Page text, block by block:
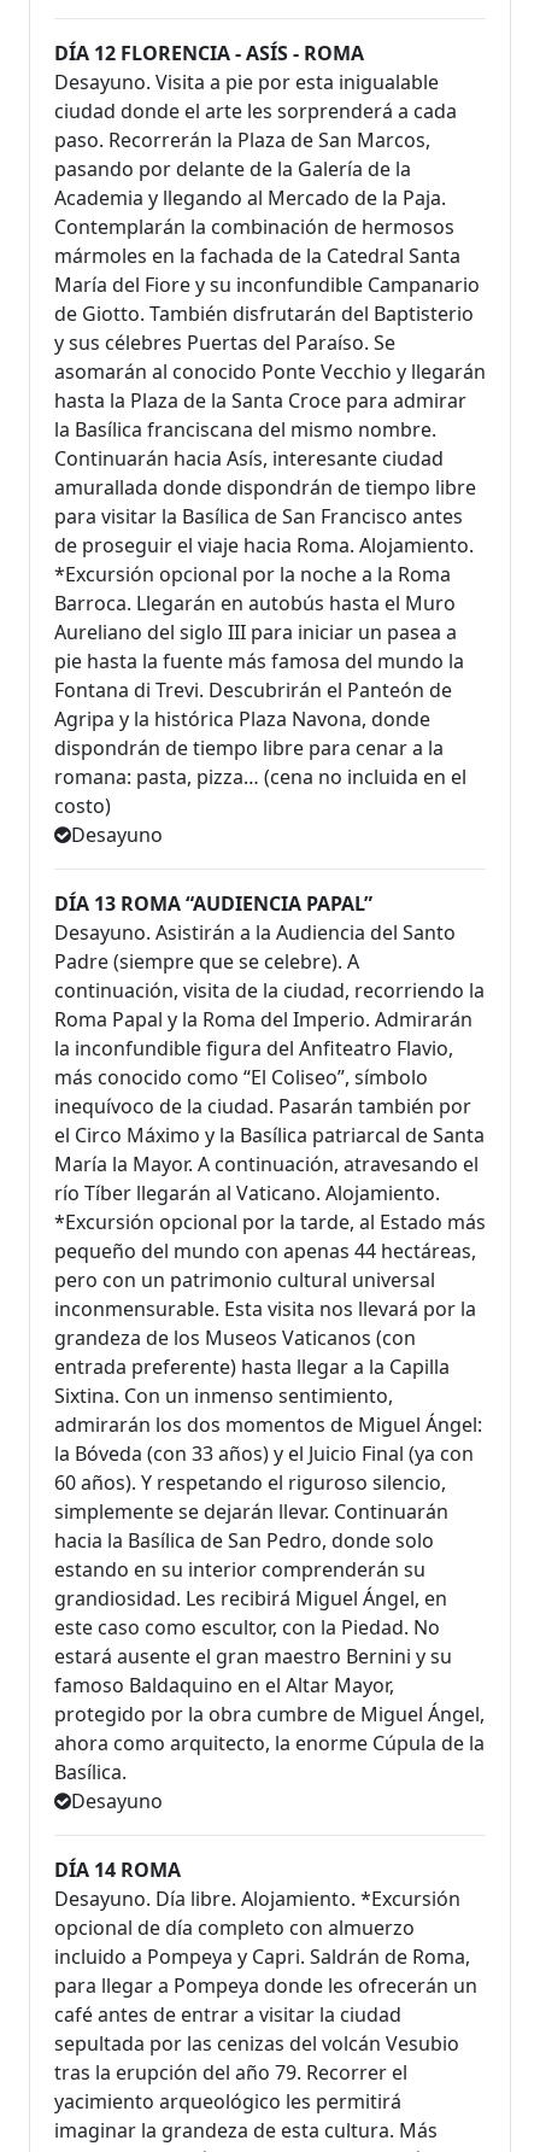
DÍA 12 FLORENCIA - ASÍS - ROMA
Desayuno. Visita a pie por esta inigualable
ciudad donde el arte les sorprenderá a cada
paso. Recorrerán la Plaza de San Marcos,
pasando por delante de la Galería de la
Academia y llegando al Mercado de la Paja.
Contemplarán la combinación de hermosos
mármoles en la fachada de la Catedral Santa
María del Fiore y su inconfundible Campanario
de Giotto. También disfrutarán del Baptisterio
y sus célebres Puertas del Paraíso. Se
asomarán al conocido Ponte Vecchio y llegarán
hasta la Plaza de la Santa Croce para admirar
la Basílica franciscana del mismo nombre.
Continuarán hacia Asís, interesante ciudad
amurallada donde dispondrán de tiempo libre
para visitar la Basílica de San Francisco antes
de proseguir el viaje hacia Roma. Alojamiento.
*Excursión opcional por la noche a la Roma
Barroca. Llegarán en autobús hasta el Muro
Aureliano del siglo III para iniciar un pasea a
pie hasta la fuente más famosa del mundo la
Fontana di Trevi. Descubrirán el Panteón de
Agripa y la histórica Plaza Navona, donde
dispondrán de tiempo libre para cenar a la
romana: pasta, pizza… (cena no incluida en el
costo)
Desayuno
DÍA 13 ROMA “AUDIENCIA PAPAL”
Desayuno. Asistirán a la Audiencia del Santo
Padre (siempre que se celebre). A
continuación, visita de la ciudad, recorriendo la
Roma Papal y la Roma del Imperio. Admirarán
la inconfundible figura del Anfiteatro Flavio,
más conocido como “El Coliseo”, símbolo
inequívoco de la ciudad. Pasarán también por
el Circo Máximo y la Basílica patriarcal de Santa
María la Mayor. A continuación, atravesando el
río Tíber llegarán al Vaticano. Alojamiento.
*Excursión opcional por la tarde, al Estado más
pequeño del mundo con apenas 44 hectáreas,
pero con un patrimonio cultural universal
inconmensurable. Esta visita nos llevará por la
grandeza de los Museos Vaticanos (con
entrada preferente) hasta llegar a la Capilla
Sixtina. Con un inmenso sentimiento,
admirarán los dos momentos de Miguel Ángel:
la Bóveda (con 33 años) y el Juicio Final (ya con
60 años). Y respetando el riguroso silencio,
simplemente se dejarán llevar. Continuarán
hacia la Basílica de San Pedro, donde solo
estando en su interior comprenderán su
grandiosidad. Les recibirá Miguel Ángel, en
este caso como escultor, con la Piedad. No
estará ausente el gran maestro Bernini y su
famoso Baldaquino en el Altar Mayor,
protegido por la obra cumbre de Miguel Ángel,
ahora como arquitecto, la enorme Cúpula de la
Basílica.
Desayuno
DÍA 14 ROMA
Desayuno. Día libre. Alojamiento. *Excursión
opcional de día completo con almuerzo
incluido a Pompeya y Capri. Saldrán de Roma,
para llegar a Pompeya donde les ofrecerán un
café antes de entrar a visitar la ciudad
sepultada por las cenizas del volcán Vesubio
tras la erupción del año 79. Recorrer el
yacimiento arqueológico les permitirá
imaginar la grandeza de esta cultura. Más